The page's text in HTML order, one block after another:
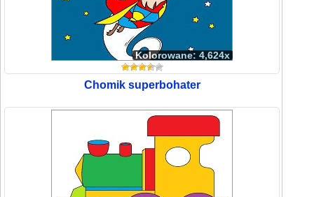
Kolorowane: 4,624x
Chomik superbohater